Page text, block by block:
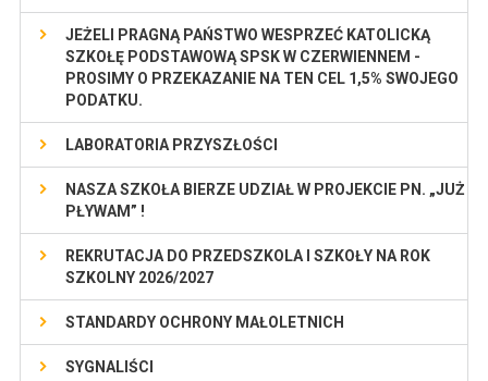
JEŻELI PRAGNĄ PAŃSTWO WESPRZEĆ KATOLICKĄ
SZKOŁĘ PODSTAWOWĄ SPSK W CZERWIENNEM -
PROSIMY O PRZEKAZANIE NA TEN CEL 1,5% SWOJEGO
PODATKU.
LABORATORIA PRZYSZŁOŚCI
NASZA SZKOŁA BIERZE UDZIAŁ W PROJEKCIE PN. „JUŻ
PŁYWAM” !
REKRUTACJA DO PRZEDSZKOLA I SZKOŁY NA ROK
SZKOLNY 2026/2027
STANDARDY OCHRONY MAŁOLETNICH
SYGNALIŚCI